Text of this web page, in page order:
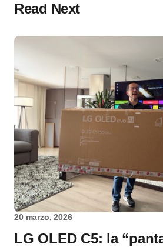
Read Next
20 marzo, 2026
LG OLED C5: la